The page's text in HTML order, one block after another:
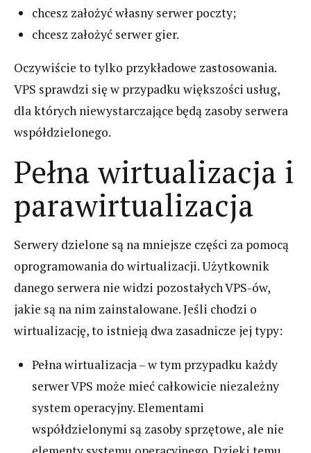
chcesz założyć własny serwer poczty;
chcesz założyć serwer gier.
Oczywiście to tylko przykładowe zastosowania.
VPS sprawdzi się w przypadku większości usług,
dla których niewystarczające będą zasoby serwera
współdzielonego.
Pełna wirtualizacja i
parawirtualizacja
Serwery dzielone są na mniejsze części za pomocą
oprogramowania do wirtualizacji. Użytkownik
danego serwera nie widzi pozostałych VPS-ów,
jakie są na nim zainstalowane. Jeśli chodzi o
wirtualizację, to istnieją dwa zasadnicze jej typy:
Pełna wirtualizacja – w tym przypadku każdy
serwer VPS może mieć całkowicie niezależny
system operacyjny. Elementami
współdzielonymi są zasoby sprzętowe, ale nie